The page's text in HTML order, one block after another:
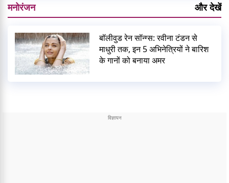
मनोरंजन और देखें
बॉलीवुड रेन सॉन्ग्स: रवीना टंडन से
माधुरी तक, इन 5 अभिनेत्रियों ने बारिश
के गानों को बनाया अमर